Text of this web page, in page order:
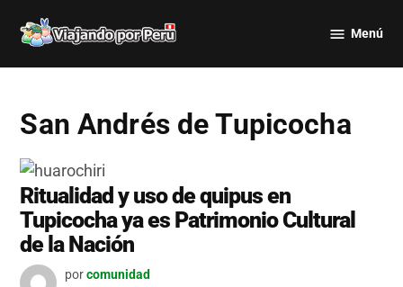
por Perú
Menú
San Andrés de Tupicocha
Ritualidad y uso de quipus en
Tupicocha ya es Patrimonio Cultural
de la Nación
porcomunidad